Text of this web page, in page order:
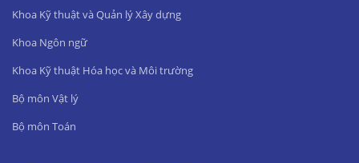
Khoa Kỹ thuật và Quản lý Xây dựng
Khoa Ngôn ngữ
Khoa Kỹ thuật Hóa học và Môi trường
Bộ môn Vật lý
Bộ môn Toán